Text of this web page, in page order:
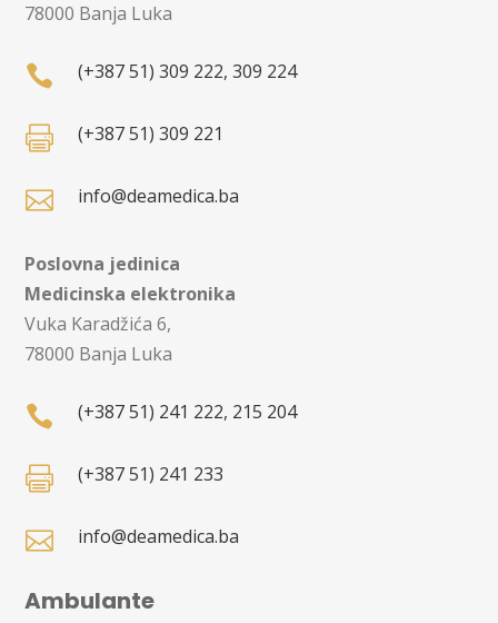
78000 Banja Luka
 (+387 51) 309 222, 309 224
 (+387 51) 309 221
 info@deamedica.ba
Poslovna jedinica
Medicinska elektronika
Vuka Karadžića 6,
78000 Banja Luka
 (+387 51) 241 222, 215 204
 (+387 51) 241 233
 info@deamedica.ba
Ambulante